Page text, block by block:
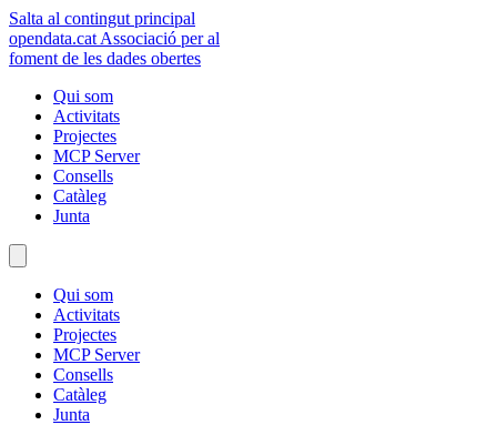
Salta al contingut principal
opendata.cat Associació per al
foment de les dades obertes
Qui som
Activitats
Projectes
MCP Server
Consells
Catàleg
Junta
Qui som
Activitats
Projectes
MCP Server
Consells
Catàleg
Junta